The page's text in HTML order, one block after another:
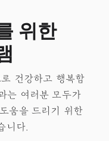
위한
건강하고 행복함
는 여러분 모두가
움을 드리기 위한
니다.